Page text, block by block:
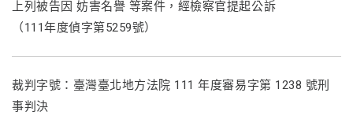
上列被告因 妨害名譽 等案件，經檢察官提起公訴
（111年度偵字第5259號）
裁判字號：臺灣臺北地方法院 111 年度審易字第 1238 號刑
事判決